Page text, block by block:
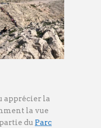
apprécier la
la vue
du Parc